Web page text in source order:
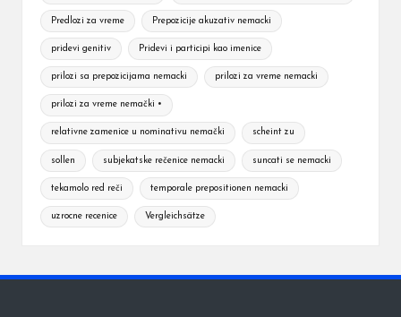
Predlozi za vreme Prepozicije akuzativ nemacki
pridevi genitiv Pridevi i participi kao imenice
prilozi sa prepozicijama nemacki prilozi za vreme nemacki
prilozi za vreme nemački •
relativne zamenice u nominativu nemački scheint zu
sollen subjekatske rečenice nemacki suncati se nemacki
tekamolo red reči temporale prepositionen nemacki
uzrocne recenice Vergleichsätze